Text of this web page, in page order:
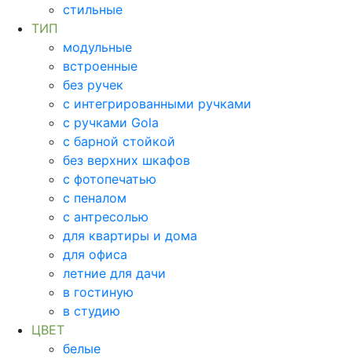
стильные
ТИП
модульные
встроенные
без ручек
с интегрированными ручками
с ручками Gola
с барной стойкой
без верхних шкафов
с фотопечатью
с пеналом
с антресолью
для квартиры и дома
для офиса
летние для дачи
в гостиную
в студию
ЦВЕТ
белые